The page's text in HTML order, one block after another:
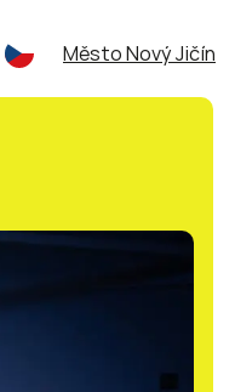
Město Nový Jičín